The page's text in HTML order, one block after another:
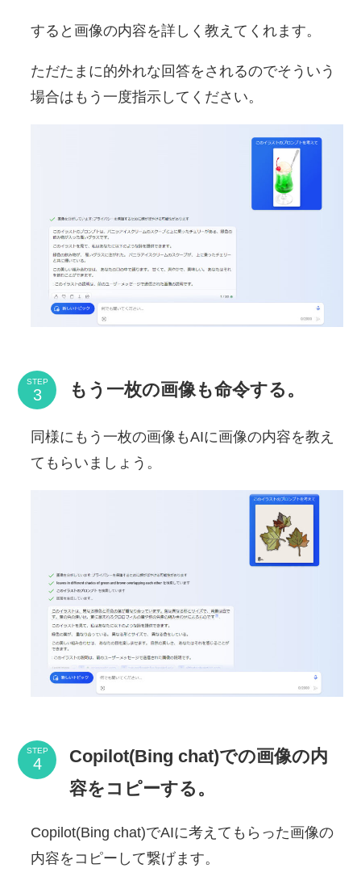
すると画像の内容を詳しく教えてくれます。
ただたまに的外れな回答をされるのでそういう
場合はもう一度指示してください。
STEP もう一枚の画像も命令する。
同様にもう一枚の画像もAIに画像の内容を教え
てもらいましょう。
STEP
Copilot(Bing chat)での画像の内
容をコピーする。
Copilot(Bing chat)でAIに考えてもらった画像の
内容をコピーして繋げます。